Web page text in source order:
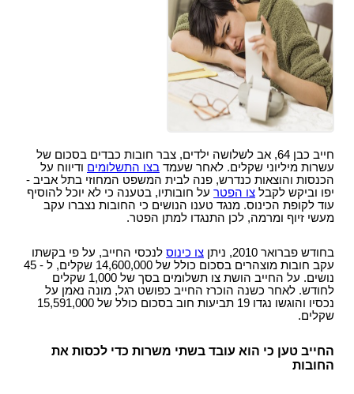
חייב כבן 64, אב לשלושה ילדים, צבר חובות כבדים בסכום של
עשרות מיליוני שקלים. לאחר שעמד בצו התשלומים ודיווח על
הכנסות והוצאות כנדרש, פנה לבית המשפט המחוזי בתל אביב -
יפו וביקש לקבל צו הפטר על חובותיו, בטענה כי לא יוכל להוסיף
עוד לקופת הכינוס. מנגד טענו הנושים כי החובות נצברו עקב
מעשי זיוף ומרמה, לכן התנגדו למתן הפטר.
בחודש פברואר 2010, ניתן צו כינוס לנכסי החייב, על פי בקשתו
עקב חובות מוצהרים בסכום כולל של 14,600,000 שקלים, ל - 45
נושים. על החייב הושת צו תשלומים בסך של 1,000 שקלים
לחודש. לאחר כשנה הוכרז החייב כפושט רגל, מונה נאמן על
נכסיו והוגשו נגדו 19 תביעות חוב בסכום כולל של 15,591,000
שקלים.
החייב טען כי הוא עובד בשתי משרות כדי לכסות את
החובות